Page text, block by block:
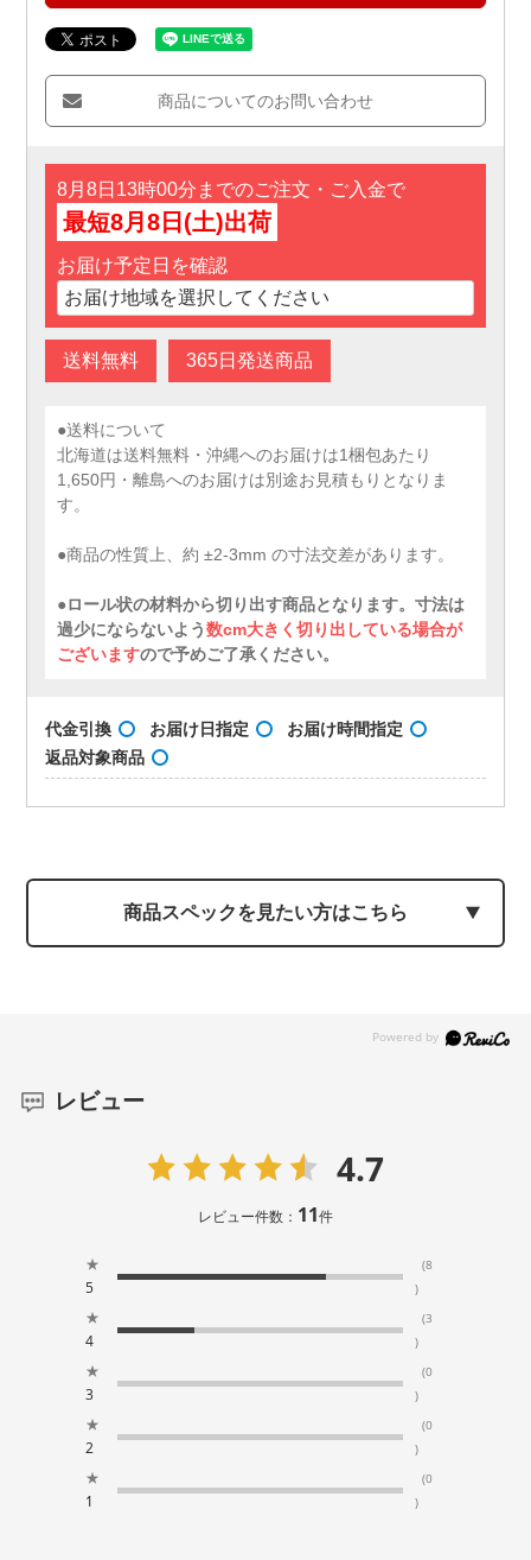
商品についてのお問い合わせ
8月8日13時00分までのご注文・ご入金で
最短8月8日(土)出荷
お届け予定日を確認
送料無料 365日発送商品
●送料について
北海道は送料無料・沖縄へのお届けは1梱包あたり
1,650円・離島へのお届けは別途お見積もりとなりま
す。
●商品の性質上、約 ±2-3mm の寸法交差があります。
●ロール状の材料から切り出す商品となります。寸法は
過少にならないよう数cm大きく切り出している場合が
ございますので予めご了承ください。
代金引換 お届け日指定
お届け時間指定
返品対象商品
商品スペックを見たい方はこちら
レビュー
4.7
レビュー件数： 11件
★
5
(8
)
★
4
(3
)
★
3
(0
)
★
2
(0
)
★
1
(0
)